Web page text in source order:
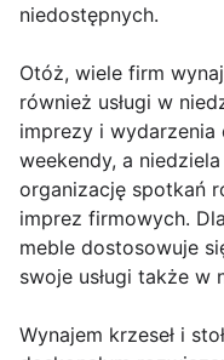
niedostępnych.
Otóż, wiele firm
również usługi w
imprezy i wydarzenia
weekendy, a
organizację spotkań
imprez firmowych.
meble dostosowuje
swoje usługi także w
Wynajem krzeseł i